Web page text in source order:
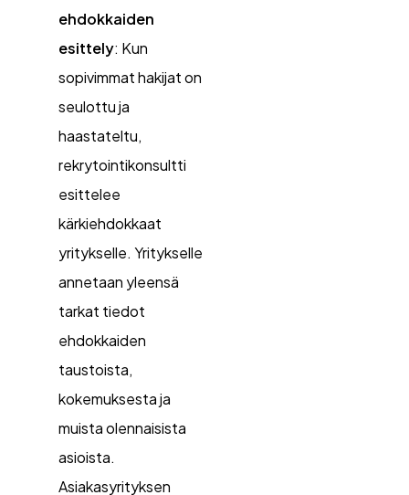
ehdokkaiden
esittely: Kun
sopivimmat hakijat on
seulottu ja
haastateltu,
rekrytointikonsultti
esittelee
kärkiehdokkaat
yritykselle. Yritykselle
annetaan yleensä
tarkat tiedot
ehdokkaiden
taustoista,
kokemuksesta ja
muista olennaisista
asioista.
Asiakasyrityksen